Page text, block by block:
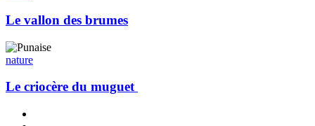
brumes
Le vallon des brumes
Le criocère
du
nature
Le criocère du muguet